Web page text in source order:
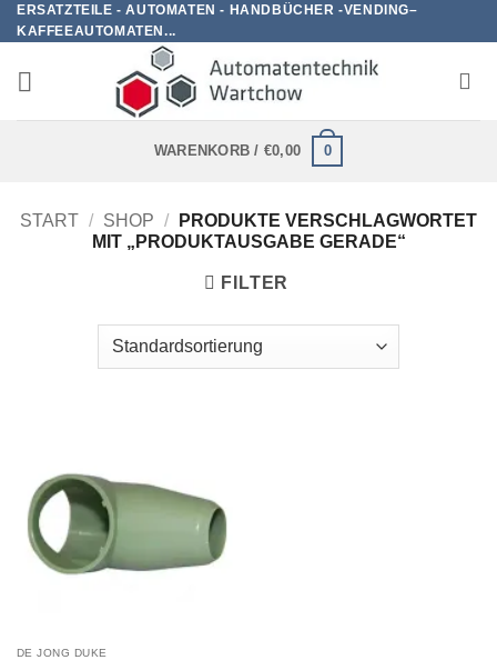
Zum
Inhalt
springen
ERSATZTEILE - AUTOMATEN - HANDBÜCHER -VENDING–
KAFFEEAUTOMATEN...
WARENKORB / €0,00 0
START / SHOP /
PRODUKTE VERSCHLAGWORTET
MIT „PRODUKTAUSGABE GERADE“
FILTER
DE JONG DUKE